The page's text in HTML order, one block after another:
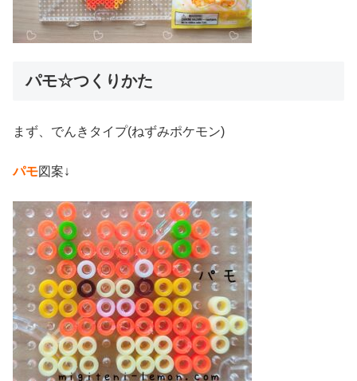
パモ☆つくりかた
まず、でんきタイプ(ねずみポケモン)
パモ図案↓